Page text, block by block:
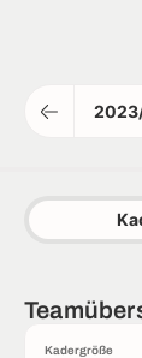
Kadergröße